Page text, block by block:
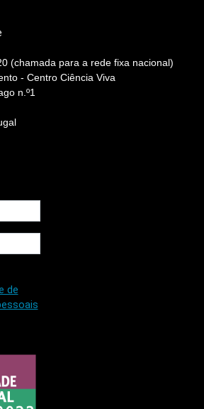
(chamada para a rede fixa nacional)
- Centro Ciência Viva
n.º1
de